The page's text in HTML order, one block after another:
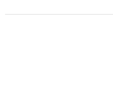
z jejího života, stručně v